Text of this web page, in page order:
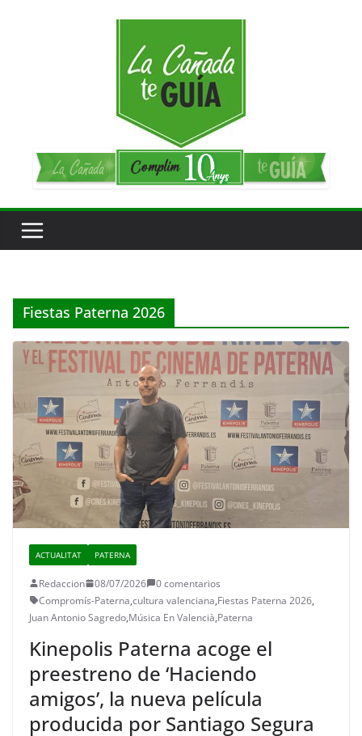
Fiestas Paterna 2026
ACTUALITAT PATERNA
Redaccion 08/07/2026
0 comentarios
Compromís-Paterna,cultura valenciana,Fiestas Paterna 2026,
Juan Antonio Sagredo,Música En Valencià,Paterna
Kinepolis Paterna acoge el
preestreno de ‘Haciendo
amigos’, la nueva película
producida por Santiago Segura